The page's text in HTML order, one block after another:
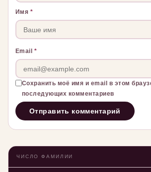
Имя *
Email *
Сохранить моё имя и email в этом
последующих комментариев
ЧИСЛО ФАМИЛИИ